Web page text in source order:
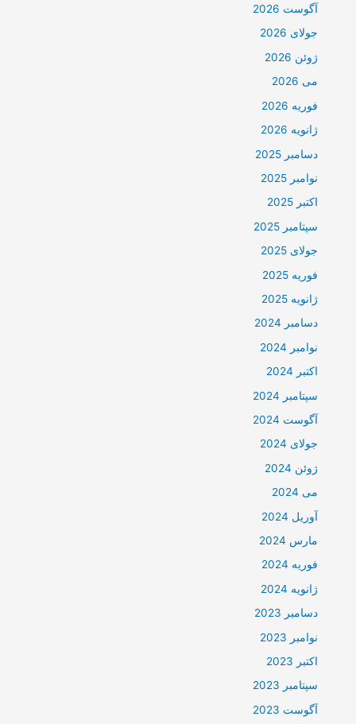
آگوست 2026
جولای 2026
ژوئن 2026
می 2026
فوریه 2026
ژانویه 2026
دسامبر 2025
نوامبر 2025
اکتبر 2025
سپتامبر 2025
جولای 2025
فوریه 2025
ژانویه 2025
دسامبر 2024
نوامبر 2024
اکتبر 2024
سپتامبر 2024
آگوست 2024
جولای 2024
ژوئن 2024
می 2024
آوریل 2024
مارس 2024
فوریه 2024
ژانویه 2024
دسامبر 2023
نوامبر 2023
اکتبر 2023
سپتامبر 2023
آگوست 2023